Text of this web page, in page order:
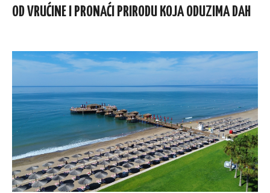
OD VRUĆINE I PRONAĆI PRIRODU KOJA ODUZIMA DAH